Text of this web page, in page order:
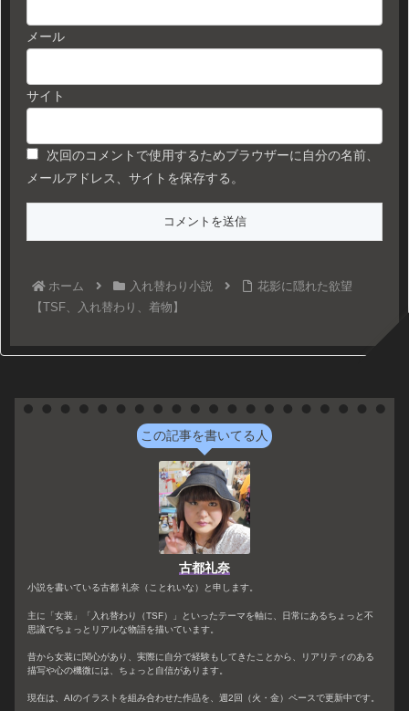
メール
サイト
次回のコメントで使用するためブラウザーに自分の名前、
メールアドレス、サイトを保存する。
ホーム 入れ替わり小説
花影に隠れた欲望
【TSF、入れ替わり、着物】
この記事を書いてる人
古都礼奈
小説を書いている古都 礼奈（ことれいな）と申します。
主に「女装」「入れ替わり（TSF）」といったテーマを軸に、日常にあるちょっと不
思議でちょっとリアルな物語を描いています。
昔から女装に関心があり、実際に自分で経験もしてきたことから、リアリティのある
描写や心の機微には、ちょっと自信があります。
現在は、AIのイラストを組み合わせた作品を、週2回（火・金）ペースで更新中です。